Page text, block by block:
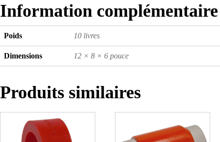
Information complémentaire
Poids 10 livres
Dimensions 12 × 8 × 6 pouce
Produits similaires